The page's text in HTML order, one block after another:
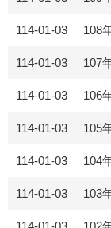
114-01-03 108
114-01-03 107
114-01-03 106
114-01-03 105
114-01-03 104
114-01-03 103